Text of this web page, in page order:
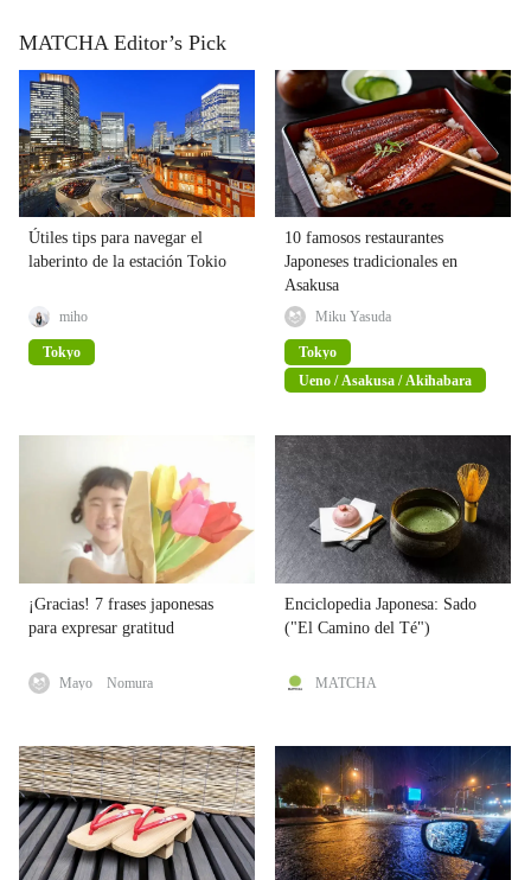
MATCHA Editor’s Pick
Útiles tips para navegar el
laberinto de la estación Tokio
miho
Tokyo
10 famosos restaurantes
Japoneses tradicionales en
Asakusa
Miku Yasuda
Tokyo
Ueno / Asakusa / Akihabara
¡Gracias! 7 frases japonesas
para expresar gratitud
Mayo Nomura
Enciclopedia Japonesa: Sado
("El Camino del Té")
MATCHA